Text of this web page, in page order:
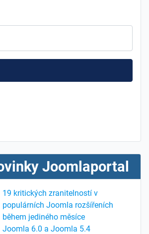
Joomlaportal
19 kritických zranitelností v
populárních Joomla rozšířeních
během jediného měsíce
Joomla 6.0 a Joomla 5.4